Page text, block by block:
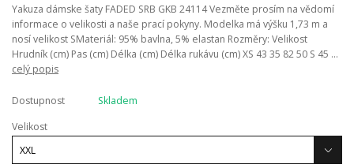
Yakuza dámske šaty FADED SRB GKB 24114 Vezměte prosím na vědomí
informace o velikosti a naše prací pokyny. Modelka má výšku 1,73 m a
nosí velikost SMateriál: 95% bavlna, 5% elastan Rozměry: Velikost
Hrudník (cm) Pas (cm) Délka (cm) Délka rukávu (cm) XS 43 35 82 50 S 45 ...
celý popis
Dostupnost
Skladem
Velikost